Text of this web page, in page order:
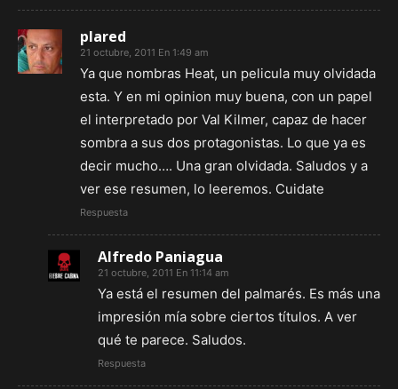
plared
21 octubre, 2011 En 1:49 am
Ya que nombras Heat, un pelicula muy olvidada
esta. Y en mi opinion muy buena, con un papel
el interpretado por Val Kilmer, capaz de hacer
sombra a sus dos protagonistas. Lo que ya es
decir mucho…. Una gran olvidada. Saludos y a
ver ese resumen, lo leeremos. Cuidate
Respuesta
Alfredo Paniagua
21 octubre, 2011 En 11:14 am
Ya está el resumen del palmarés. Es más una
impresión mía sobre ciertos títulos. A ver
qué te parece. Saludos.
Respuesta